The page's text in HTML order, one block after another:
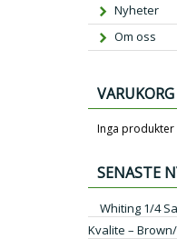
Nyheter
Om oss
VARUKORG
Inga produkter
SENASTE
Whiting 1/4
Kvalite –